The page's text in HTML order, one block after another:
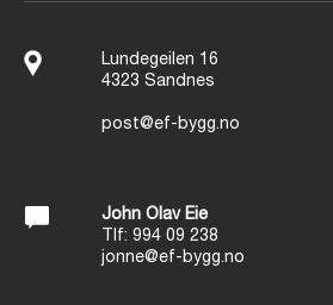
Lundegeilen 16
4323 Sandnes
post@ef-bygg.no
John Olav Eie
Tlf: 994 09 238
jonne@ef-bygg.no